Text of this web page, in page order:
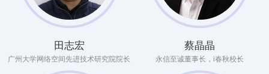
田志宏
广州大学网络空间先进技术研究院院长
蔡晶晶
永信至诚董事长，i春秋校长